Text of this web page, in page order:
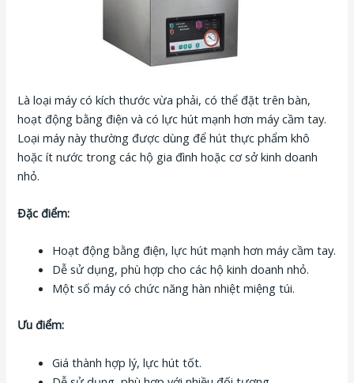
Là loại máy có kích thước vừa phải, có thể đặt trên bàn,
hoạt động bằng điện và có lực hút mạnh hơn máy cầm tay.
Loại máy này thường được dùng để hút thực phẩm khô
hoặc ít nước trong các hộ gia đình hoặc cơ sở kinh doanh
nhỏ.
Đặc điểm:
Hoạt động bằng điện, lực hút mạnh hơn máy cầm tay.
Dễ sử dụng, phù hợp cho các hộ kinh doanh nhỏ.
Một số máy có chức năng hàn nhiệt miệng túi.
Ưu điểm:
Giá thành hợp lý, lực hút tốt.